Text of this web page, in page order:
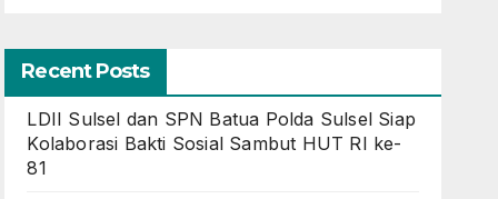
Recent Posts
LDII Sulsel dan SPN Batua Polda Sulsel Siap
Kolaborasi Bakti Sosial Sambut HUT RI ke-
81